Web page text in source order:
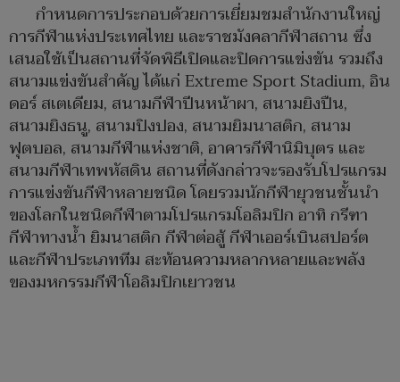
กำหนดการประกอบด้วยการเยี่ยมชมสำนักงานใหญ่
การกีฬาแห่งประเทศไทย และราชมังคลากีฬาสถาน ซึ่ง
เสนอใช้เป็นสถานที่จัดพิธีเปิดและปิดการแข่งขัน รวมถึง
สนามแข่งขันสำคัญ ได้แก่ Extreme Sport Stadium, อิน
ดอร์ สเตเดียม, สนามกีฬาปีนหน้าผา, สนามยิงปืน,
สนามยิงธนู, สนามปิงปอง, สนามยิมนาสติก, สนาม
ฟุตบอล, สนามกีฬาแห่งชาติ, อาคารกีฬานิมิบุตร และ
สนามกีฬาเทพหัสดิน สถานที่ดังกล่าวจะรองรับโปรแกรม
การแข่งขันกีฬาหลายชนิด โดยรวมนักกีฬายุวชนชั้นนำ
ของโลกในชนิดกีฬาตามโปรแกรมโอลิมปิก อาทิ กรีฑา
กีฬาทางน้ำ ยิมนาสติก กีฬาต่อสู้ กีฬาเออร์เบินสปอร์ต
และกีฬาประเภททีม สะท้อนความหลากหลายและพลัง
ของมหกรรมกีฬาโอลิมปิกเยาวชน